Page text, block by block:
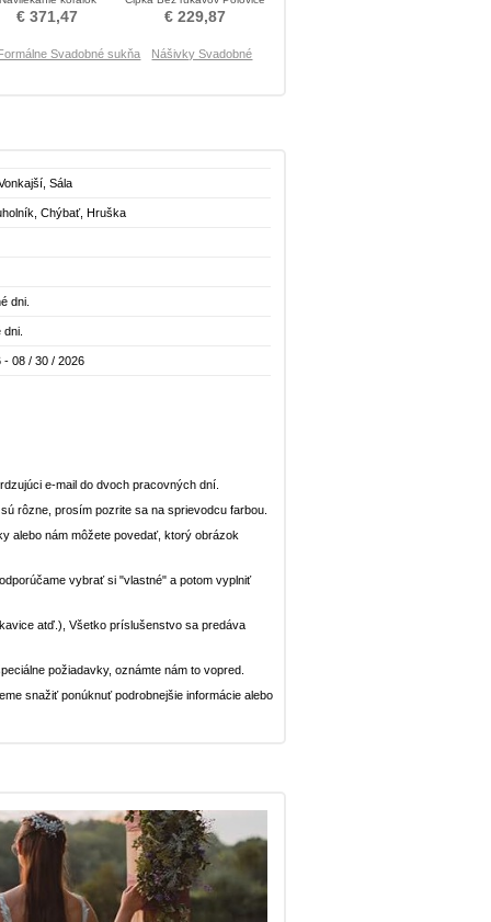
Nevestin obleko
€ 371,47
chrbta Svadobné šaty
€ 229,87
Svadobné sukňa
Nášivky Svadobné
Sála
Chýbať, Hruška
dni.
- 08 / 30 / 2026
e-mail do dvoch pracovných dní.
rôzne, prosím pozrite sa na sprievodcu farbou.
alebo nám môžete povedať, ktorý obrázok
vybrať si "vlastné" a potom vyplniť
atď.), Všetko príslušenstvo sa predáva
požiadavky, oznámte nám to vopred.
snažiť ponúknuť podrobnejšie informácie alebo